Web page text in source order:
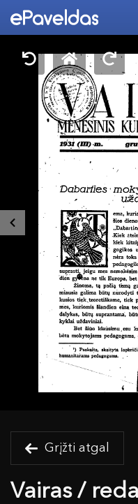
Grįžti atgal
Vairas /